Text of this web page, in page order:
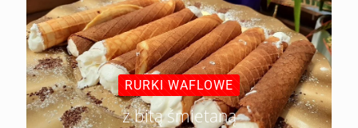
RURKI WAFLOWE
z bitą śmietaną